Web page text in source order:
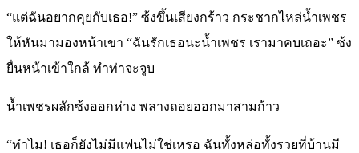
“แต่ฉันอยากคุยกับเธอ!” ซ้งขึ้นเสียงกร้าว กระชากไหล่น้ำเพชร
ให้หันมามองหน้าเขา “ฉันรักเธอนะน้ำเพชร เรามาคบเถอะ” ซ้ง
ยื่นหน้าเข้าใกล้ ทำท่าจะจูบ
น้ำเพชรผลักซ้งออกห่าง พลางถอยออกมาสามก้าว
“ทำไม! เธอก็ยังไม่มีแฟนไม่ใช่เหรอ ฉันทั้งหล่อทั้งรวยที่บ้านมี